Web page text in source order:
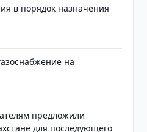
в порядок назначения
на
предложили
для последующего